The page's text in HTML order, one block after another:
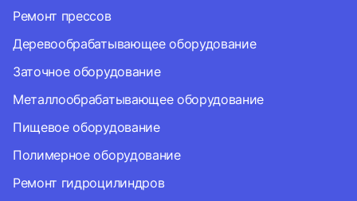
Ремонт прессов
Деревообрабатывающее оборудование
Заточное оборудование
Металлообрабатывающее оборудование
Пищевое оборудование
Полимерное оборудование
Ремонт гидроцилиндров